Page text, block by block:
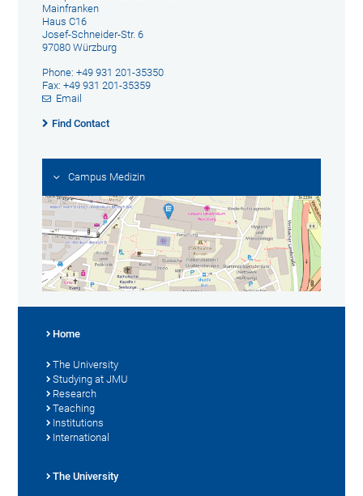
Mainfranken
Haus C16
Josef-Schneider-Str. 6
97080 Würzburg
Phone: +49 931 201-35350
Fax: +49 931 201-35359
Email
Find Contact
Campus Medizin
Home
The University
Studying at JMU
Research
Teaching
Institutions
International
The University